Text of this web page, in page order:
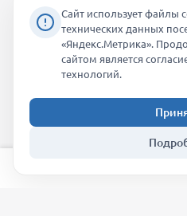
Мы в
2026 © "Молти" -
Сайт использует файлы
технических данных
«Яндекс.Метрика».
сайтом является
технологий.